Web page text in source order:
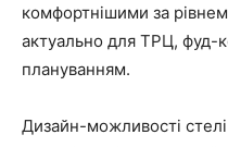
комфортнішими за
актуально для ТРЦ, фуд-
плануванням.
Дизайн-можливості